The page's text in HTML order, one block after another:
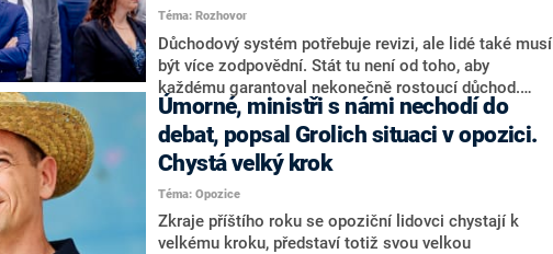
Téma: Rozhovor
Důchodový systém potřebuje revizi, ale lidé také musí
být více zodpovědní. Stát tu není od toho, aby
každému garantoval nekonečně rostoucí důchod.
Chybí tu nový systém a my ho představíme,řekl
hejtman Jihočeského kraje a předseda hnutí Naše
Česko Martin Kuba v rozhovoru pro CNN Prima NEWS.
V čele státu pak podle něj nemůže být člověk, který by
střetem zájmů omezoval čerpání financí a rozvoj,
dodal. Řešení u Andreje Babiše ale hodnotit nechtěl.
Úmorné, ministři s námi nechodí do
debat, popsal Grolich situaci v opozici.
Chystá velký krok
Téma: Opozice
Zkraje příštího roku se opoziční lidovci chystají k
velkému kroku, představí totiž svou velkou